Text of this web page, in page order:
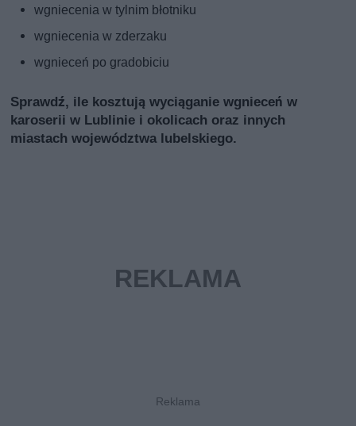
wgniecenia w tylnim błotniku
wgniecenia w zderzaku
wgnieceń po gradobiciu
Sprawdź, ile kosztują wyciąganie wgnieceń w
karoserii w Lublinie i okolicach oraz innych
miastach województwa lubelskiego.